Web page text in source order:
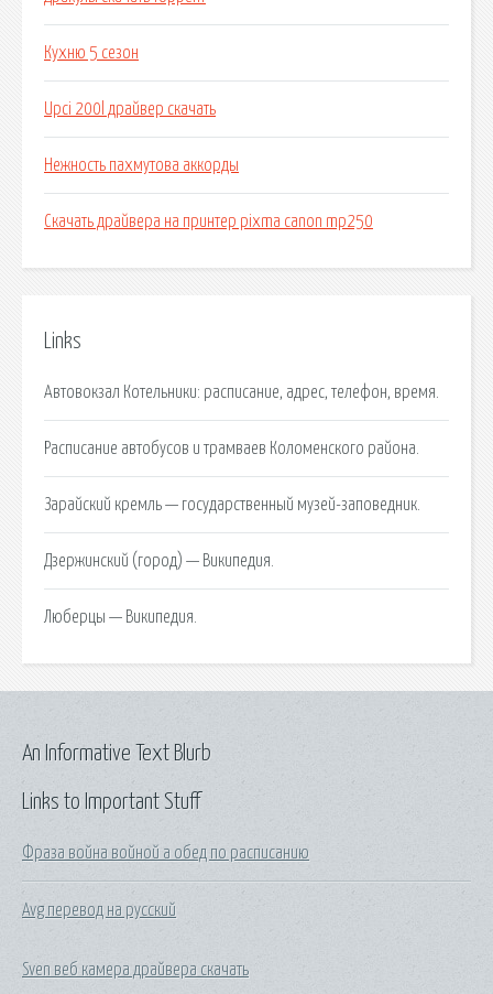
Кухню 5 сезон
Upci 200l драйвер скачать
Нежность пахмутова аккорды
Скачать драйвера на принтер pixma canon mp250
Links
Автовокзал Котельники: расписание, адрес, телефон, время.
Расписание автобусов и трамваев Коломенского района.
Зарайский кремль — государственный музей-заповедник.
Дзержинский (город) — Википедия.
Люберцы — Википедия.
Links to Important Stuff
Фраза война войной а обед по расписанию
Avg перевод на русский
Sven веб камера драйвера скачать
An Informative Text Blurb